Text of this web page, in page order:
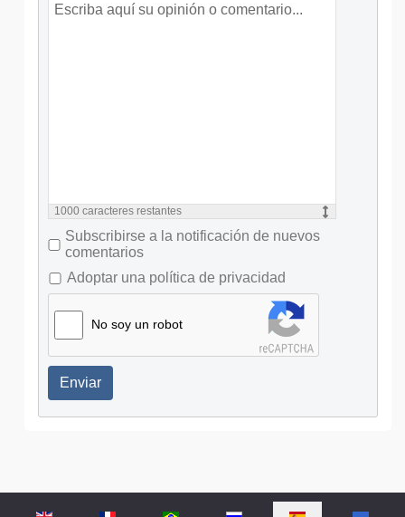
1000 caracteres restantes
Subscribirse a la notificación de nuevos
comentarios
Adoptar una política de privacidad
No soy un robot
Enviar